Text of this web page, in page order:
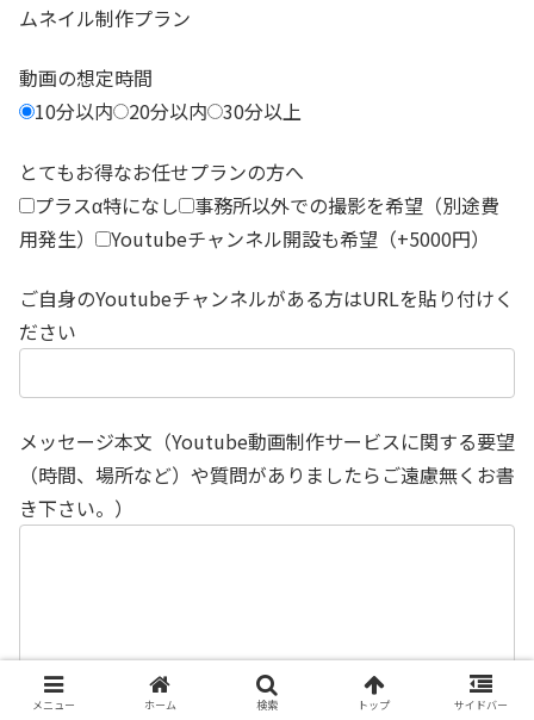
ムネイル制作プラン
動画の想定時間
10分以内
20分以内 30分以上
とてもお得なお任せプランの方へ
プラスα特になし
事務所以外での撮影を希望（別途費
用発生）
Youtubeチャンネル開設も希望（+5000円）
ご自身のYoutubeチャンネルがある方はURLを貼り付けく
ださい
メッセージ本文（Youtube動画制作サービスに関する要望
（時間、場所など）や質問がありましたらご遠慮無くお書
き下さい。）
メニュー ホーム 検索 トップ サイドバー